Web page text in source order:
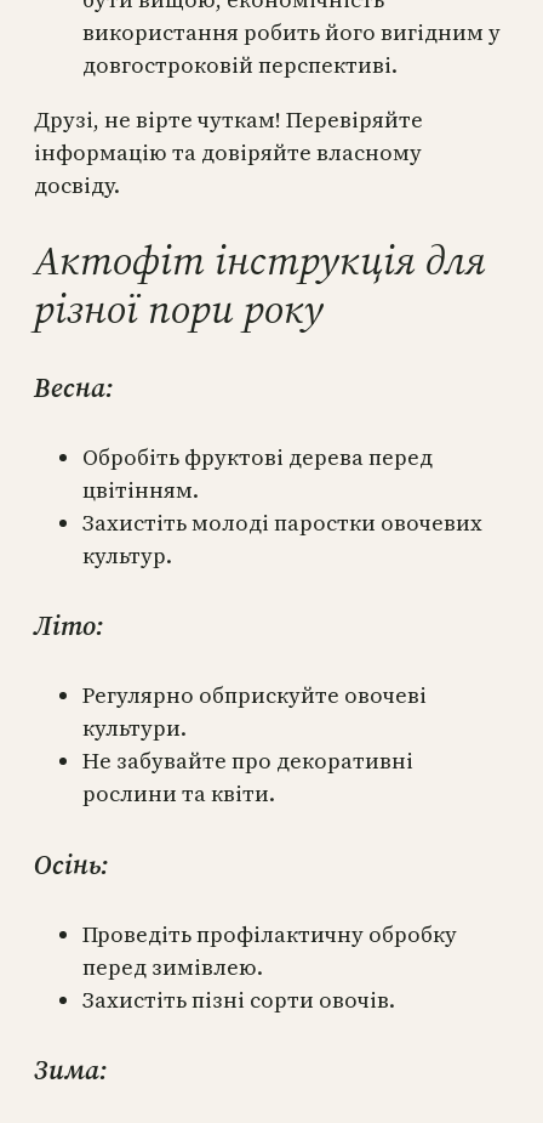
використання робить його вигідним у
довгостроковій перспективі.
Друзі, не вірте чуткам! Перевіряйте
інформацію та довіряйте власному
досвіду.
Актофіт інструкція для
різної пори року
Весна:
Обробіть фруктові дерева перед
цвітінням.
Захистіть молоді паростки овочевих
культур.
Літо:
Регулярно обприскуйте овочеві
культури.
Не забувайте про декоративні
рослини та квіти.
Осінь:
Проведіть профілактичну обробку
перед зимівлею.
Захистіть пізні сорти овочів.
Зима: